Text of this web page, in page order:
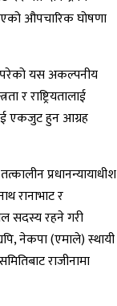
औपचारिक घोषणा
यस अकल्पनीय
र राष्ट्रियतालाई
एकजुट हुन आग्रह
प्रधानन्यायाधीश
रानाभाट र
सदस्य रहने गरी
नेकपा (एमाले) स्थायी
राजीनामा